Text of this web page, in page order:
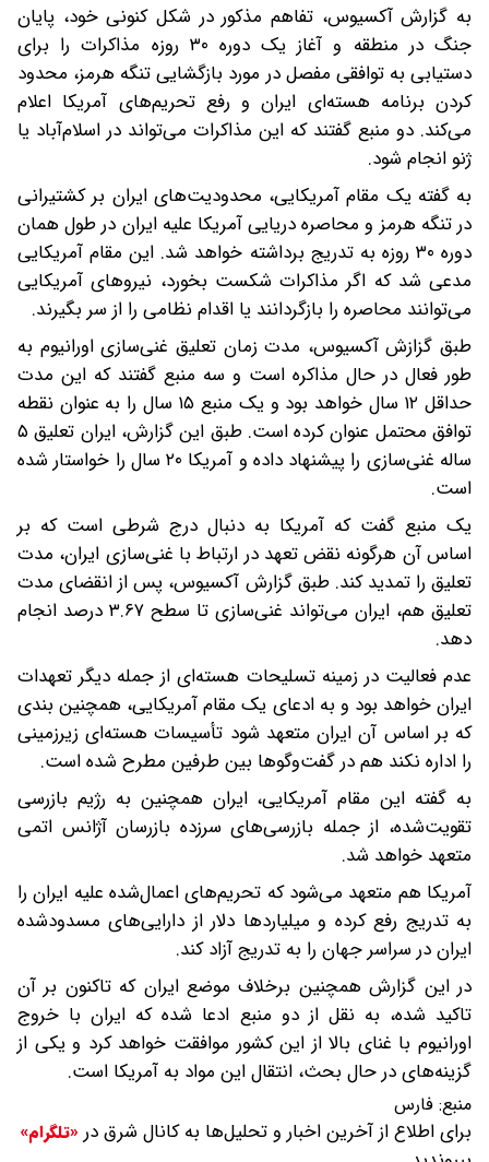
به گزارش آکسیوس، تفاهم مذکور در شکل کنونی خود، پایان
جنگ در منطقه و آغاز یک دوره ۳۰ روزه مذاکرات را برای
دستیابی به توافقی مفصل در مورد بازگشایی تنگه هرمز، محدود
کردن برنامه هسته‌ای ایران و رفع تحریم‌های آمریکا اعلام
می‌کند. دو منبع گفتند که این مذاکرات می‌تواند در اسلام‌آباد یا
ژنو انجام شود.
به گفته یک مقام آمریکایی، محدودیت‌های ایران بر کشتیرانی
در تنگه هرمز و محاصره دریایی آمریکا علیه ایران در طول همان
دوره ۳۰ روزه به تدریج برداشته خواهد شد. این مقام آمریکایی
مدعی شد که اگر مذاکرات شکست بخورد، نیروهای آمریکایی
می‌توانند محاصره را بازگردانند یا اقدام نظامی را از سر بگیرند.
طبق گزازش آکسیوس، مدت زمان تعلیق غنی‌سازی اورانیوم به
طور فعال در حال مذاکره است و سه منبع گفتند که این مدت
حداقل ۱۲ سال خواهد بود و یک منبع ۱۵ سال را به عنوان نقطه
توافق محتمل عنوان کرده است. طبق این گزارش، ایران تعلیق ۵
ساله غنی‌سازی را پیشنهاد داده و آمریکا ۲۰ سال را خواستار شده
است.
یک منبع گفت که آمریکا به دنبال درج شرطی است که بر
اساس آن هرگونه نقض تعهد در ارتباط با غنی‌سازی ایران، مدت
تعلیق را تمدید کند. طبق گزارش آکسیوس، پس از انقضای مدت
تعلیق هم، ایران می‌تواند غنی‌سازی تا سطح ۳.۶۷ درصد انجام
دهد.
عدم فعالیت در زمینه تسلیحات هسته‌ای از جمله دیگر تعهدات
ایران خواهد بود و به ادعای یک مقام آمریکایی، همچنین بندی
که بر اساس آن ایران متعهد شود تأسیسات هسته‌ای زیرزمینی
را اداره نکند هم در گفت‌وگوها بین طرفین مطرح شده است.
به گفته این مقام آمریکایی، ایران همچنین به رژیم بازرسی
تقویت‌شده، از جمله بازرسی‌های سرزده بازرسان آژانس اتمی
متعهد خواهد شد.
آمریکا هم متعهد می‌شود که تحریم‌های اعمال‌شده علیه ایران را
به تدریج رفع کرده و میلیاردها دلار از دارایی‌های مسدودشده
ایران در سراسر جهان را به تدریج آزاد کند.
در این گزارش همچنین برخلاف موضع ایران که تاکنون بر آن
تاکید شده، به نقل از دو منبع ادعا شده که ایران با خروج
اورانیوم با غنای بالا از این کشور موافقت خواهد کرد و یکی از
گزینه‌های در حال بحث، انتقال این مواد به آمریکا است.
منبع: فارس
برای اطلاع از آخرین اخبار و تحلیل‌ها به کانال شرق در «تلگرام»